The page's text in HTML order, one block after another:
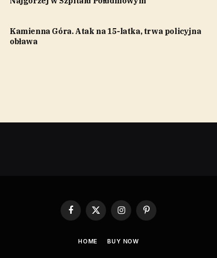
Kamienna Góra. Atak na 15-latka, trwa policyjna
obława
Facebook
X
(Twitter)
InstagramPinterest
HOME BUY NOW